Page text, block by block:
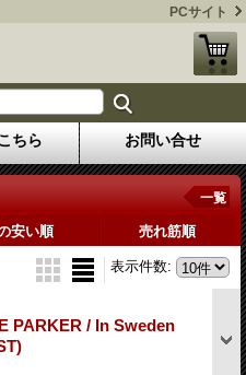
PCサイト
ちら お問い合せ
一覧
安い順 売れ筋順
表示件数:
PARKER / In Sweden